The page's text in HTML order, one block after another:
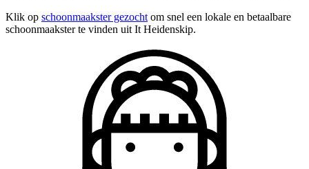
Klik op schoonmaakster gezocht om snel een lokale en betaalbare
schoonmaakster te vinden uit It Heidenskip.